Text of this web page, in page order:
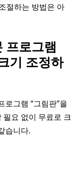
절하는 방법은 아
프로그램
기 조정하
로그램 “그림판”을
요 없이 무료로 크
습니다.